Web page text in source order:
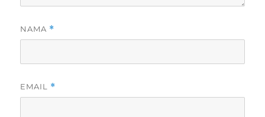
NAMA *
EMAIL *